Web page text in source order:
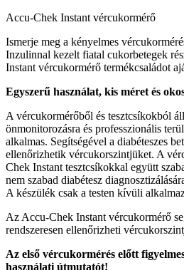
Accu-Chek Instant vércukormérő
Ismerje meg a kényelmes
Inzulinnal kezelt fiatal cukorbetegek
Instant vércukormérő termékcsaládot
Egyszerű használat, kis méret és
A vércukormérőből és tesztcsíkokból
önmonitorozásra és professzionális
alkalmas. Segítségével a diabéteszes
ellenőrizhetik vércukorszintjüket. A
Chek Instant tesztcsíkokkal együtt
nem szabad diabétesz
A készülék csak a testen kívüli
Az Accu-Chek Instant vércukormérő
rendszeresen ellenőrizheti
Az első vércukormérés előtt
használati útmutatót!